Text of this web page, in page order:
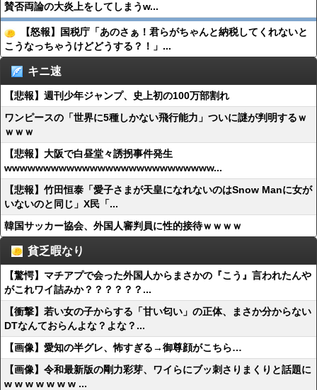
賛否両論の大炎上をしてしまうw...
【怒報】国税庁「あのさぁ！君らがちゃんと納税してくれないと
こうなっちゃうけどどうする？！」...
キニ速
【悲報】週刊少年ジャンプ、史上初の100万部割れ
ワンピースの「世界に5種しかない飛行能力」ついに謎が判明するｗ
ｗｗｗ
【悲報】大阪で白昼堂々誘拐事件発生
wwwwwwwwwwwwwwwwwwwwwwwwwww...
【悲報】竹田恒泰「愛子さまが天皇になれないのはSnow Manに女が
いないのと同じ」X民「...
韓国サッカー協会、外国人審判員に性的接待ｗｗｗｗ
貧乏暇なり
【驚愕】マチアプで会った外国人からまさかの『こう』言われたんや
がこれワイ詰みか？？？？？？...
【衝撃】若い女の子からする「甘い匂い」の正体、まさか分からない
DTなんておらんよな？よな？...
【画像】愛知の半グレ、怖すぎる→御尊顔がこちら…
【画像】令和最新版の剛力彩芽、ワイらにブッ刺さりまくりと話題に
w w w w w w w ...